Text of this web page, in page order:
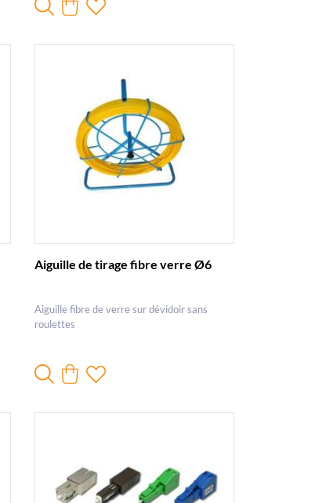
Aiguille de tirage fibre verre Ø6
Aiguille fibre de verre sur dévidoir sans
roulettes